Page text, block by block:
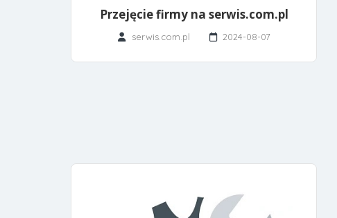
Przejęcie firmy na serwis.com.pl
serwis.com.pl 2024-08-07